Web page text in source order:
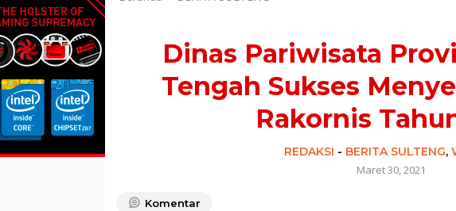
Dinas Pariwisata
Tengah Sukses
Rakornis
REDAKSI - BERITA SULTENG,
Maret 30, 2021
Komentar